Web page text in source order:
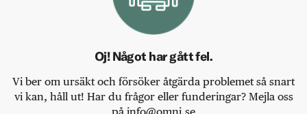
Oj! Något har gått fel.
Vi ber om ursäkt och försöker åtgärda problemet så snart
vi kan, håll ut! Har du frågor eller funderingar? Mejla oss